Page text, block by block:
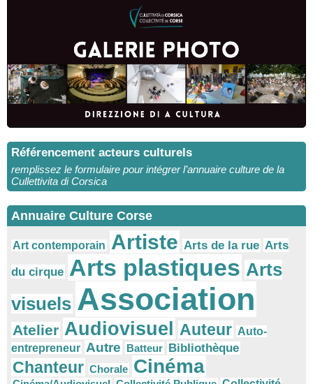
Référencement acteurs culturels
remplissez le formulaire pour intégrer l’annuaire culture de la
Cullettivita di Corsica
Annuaire Culture Corse
Art contemporain Artiste Arts de la rue Arts
du cirque Arts plastiques Arts
visuels Association
Atelier Audiovisuel Auteur Auto-
entrepreneur Autre Batteur Bibliothèque
Chanteur Chorale Cinéma